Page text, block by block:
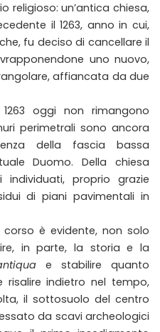
religioso: un’antica chiesa,
il 1263, anno in cui,
fu deciso di cancellare il
uno nuovo,
affiancata da due
oggi non rimangono
perimetrali sono ancora
della fascia bassa
Duomo. Della chiesa
proprio grazie
di piani pavimentali in
corso è evidente, non solo
in parte, la storia e la
e stabilire quanto
risalire indietro nel tempo,
il sottosuolo del centro
da scavi archeologici